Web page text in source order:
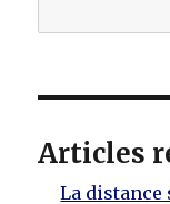
Articles
La distance